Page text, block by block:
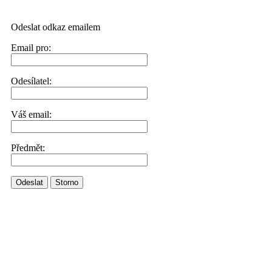
Odeslat odkaz emailem
Email pro:
Odesílatel:
Váš email:
Předmět:
Odeslat Storno